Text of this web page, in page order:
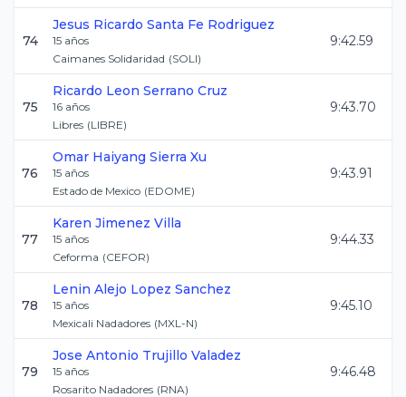
74
Jesus Ricardo Santa Fe Rodriguez
15 años
Caimanes Solidaridad (SOLI)
9:42.59
75
Ricardo Leon Serrano Cruz
16 años
Libres (LIBRE)
9:43.70
76
Omar Haiyang Sierra Xu
15 años
Estado de Mexico (EDOME)
9:43.91
77
Karen Jimenez Villa
15 años
Ceforma (CEFOR)
9:44.33
78
Lenin Alejo Lopez Sanchez
15 años
Mexicali Nadadores (MXL-N)
9:45.10
79
Jose Antonio Trujillo Valadez
15 años
Rosarito Nadadores (RNA)
9:46.48